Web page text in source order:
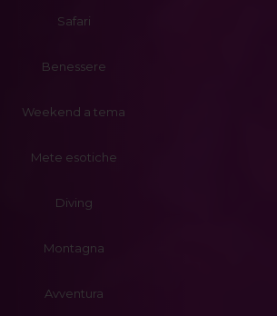
Safari
Benessere
Weekend a tema
Mete esotiche
Diving
Montagna
Avventura